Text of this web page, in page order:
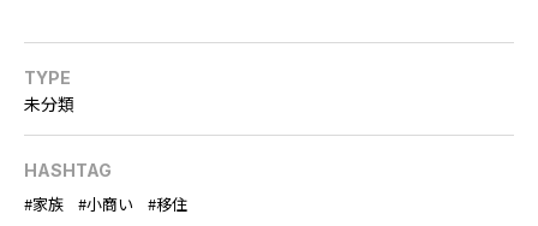
TYPE
未分類
HASHTAG
家族 小商い 移住